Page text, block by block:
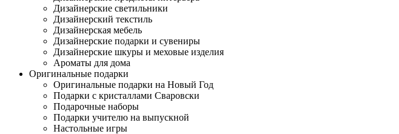
Дизайнерские светильники
Дизайнерский текстиль
Дизайнерская мебель
Дизайнерские подарки и сувениры
Дизайнерские шкуры и меховые изделия
Ароматы для дома
Оригинальные подарки
Оригинальные подарки на Новый Год
Подарки с кристаллами Сваровски
Подарочные наборы
Подарки учителю на выпускной
Настольные игры